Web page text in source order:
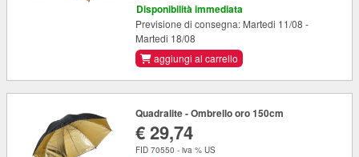
Disponibilità immediata
Previsione di consegna: Martedi 11/08 -
Martedi 18/08
aggiungi al carrello
Quadralite - Ombrello oro 150cm
€ 29,74
FID 70550 - iva % US